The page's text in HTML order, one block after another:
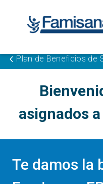
Plan de Beneficios de Salud: Tu Bienestar
asignados
Te damos la